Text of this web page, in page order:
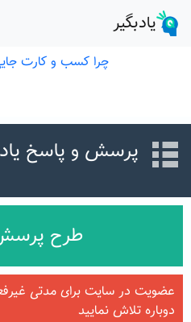
پرسش و پاسخ
طرح
عضویت در سایت برای مدتی
دوباره تلاش نمایید